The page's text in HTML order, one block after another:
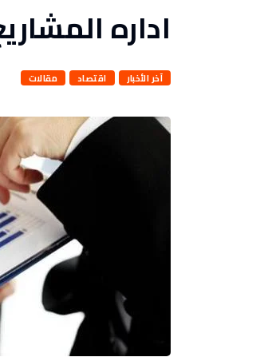
اداره
آخر الأخبار اقتصاد مقالات